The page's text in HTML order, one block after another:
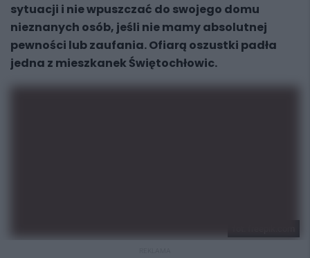
sytuacji i nie wpuszczać do swojego domu
nieznanych osób, jeśli nie mamy absolutnej
pewności lub zaufania. Ofiarą oszustki padła
jedna z mieszkanek Świętochłowic.